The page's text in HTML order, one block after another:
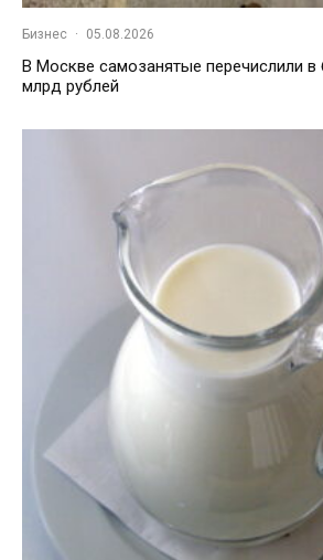
Бизнес · 05.08.2026
В Москве самозанятые перечислили
млрд рублей